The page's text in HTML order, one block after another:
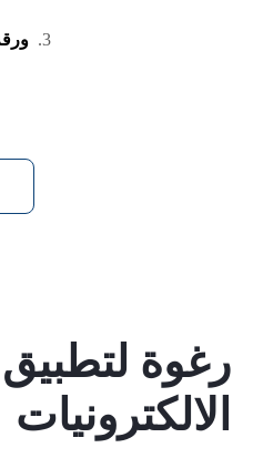
رغوة لتطبيق
الالكترونيات